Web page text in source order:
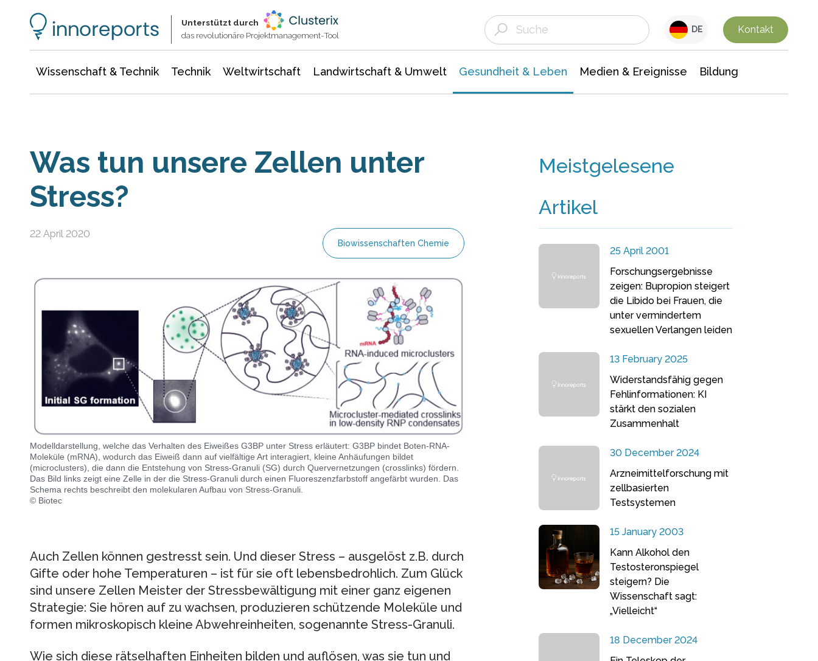
Unterstützt durch
das revolutionäre Projektmanagement-Tool
DE Kontakt
Wissenschaft & Technik Technik Weltwirtschaft Landwirtschaft & Umwelt Gesundheit & Leben Medien & Ereignisse Bildung
Was tun unsere Zellen unter
Stress?
22 April 2020
Biowissenschaften Chemie
Modelldarstellung, welche das Verhalten des Eiweißes G3BP unter Stress erläutert: G3BP bindet Boten-RNA-
Moleküle (mRNA), wodurch das Eiweiß dann auf vielfältige Art interagiert, kleine Anhäufungen bildet
(microclusters), die dann die Entstehung von Stress-Granuli (SG) durch Quervernetzungen (crosslinks) fördern.
Das Bild links zeigt eine Zelle in der die Stress-Granuli durch einen Fluoreszenzfarbstoff angefärbt wurden. Das
Schema rechts beschreibt den molekularen Aufbau von Stress-Granuli.
© Biotec
Auch Zellen können gestresst sein. Und dieser Stress – ausgelöst z.B. durch
Gifte oder hohe Temperaturen – ist für sie oft lebensbedrohlich. Zum Glück
sind unsere Zellen Meister der Stressbewältigung mit einer ganz eigenen
Strategie: Sie hören auf zu wachsen, produzieren schützende Moleküle und
formen mikroskopisch kleine Abwehreinheiten, sogenannte Stress-Granuli.
Wie sich diese rätselhaften Einheiten bilden und auflösen, was sie tun und
Meistgelesene
Artikel
25 April 2001
Forschungsergebnisse
zeigen: Bupropion steigert
die Libido bei Frauen, die
unter vermindertem
sexuellen Verlangen leiden
13 February 2025
Widerstandsfähig gegen
Fehlinformationen: KI
stärkt den sozialen
Zusammenhalt
30 December 2024
Arzneimittelforschung mit
zellbasierten
Testsystemen
15 January 2003
Kann Alkohol den
Testosteronspiegel
steigern? Die
Wissenschaft sagt:
„Vielleicht“
18 December 2024